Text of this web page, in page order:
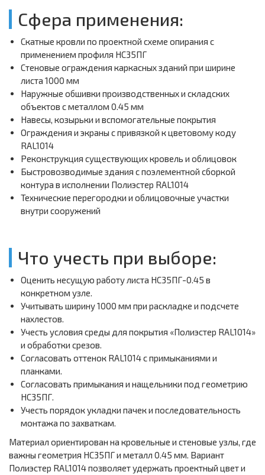
Сфера применения:
Скатные кровли по проектной схеме опирания с
применением профиля НС35ПГ
Стеновые ограждения каркасных зданий при ширине
листа 1000 мм
Наружные обшивки производственных и складских
объектов с металлом 0.45 мм
Навесы, козырьки и вспомогательные покрытия
Ограждения и экраны с привязкой к цветовому коду
RAL1014
Реконструкция существующих кровель и облицовок
Быстровозводимые здания с поэлементной сборкой
контура в исполнении Полиэстер RAL1014
Технические перегородки и облицовочные участки
внутри сооружений
Что учесть при выборе:
Оценить несущую работу листа НС35ПГ-0.45 в
конкретном узле.
Учитывать ширину 1000 мм при раскладке и подсчете
нахлестов.
Учесть условия среды для покрытия «Полиэстер RAL1014»
и обработки срезов.
Согласовать оттенок RAL1014 с примыканиями и
планками.
Согласовать примыкания и нащельники под геометрию
НС35ПГ.
Учесть порядок укладки пачек и последовательность
монтажа по захваткам.
Материал ориентирован на кровельные и стеновые узлы, где
важны геометрия НС35ПГ и металл 0.45 мм. Вариант
Полиэстер RAL1014 позволяет удержать проектный цвет и